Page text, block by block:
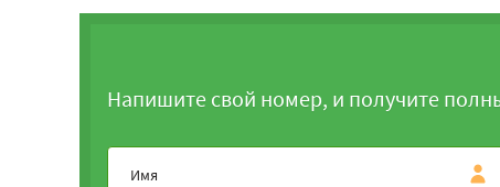
Напишите свой номер, и получите